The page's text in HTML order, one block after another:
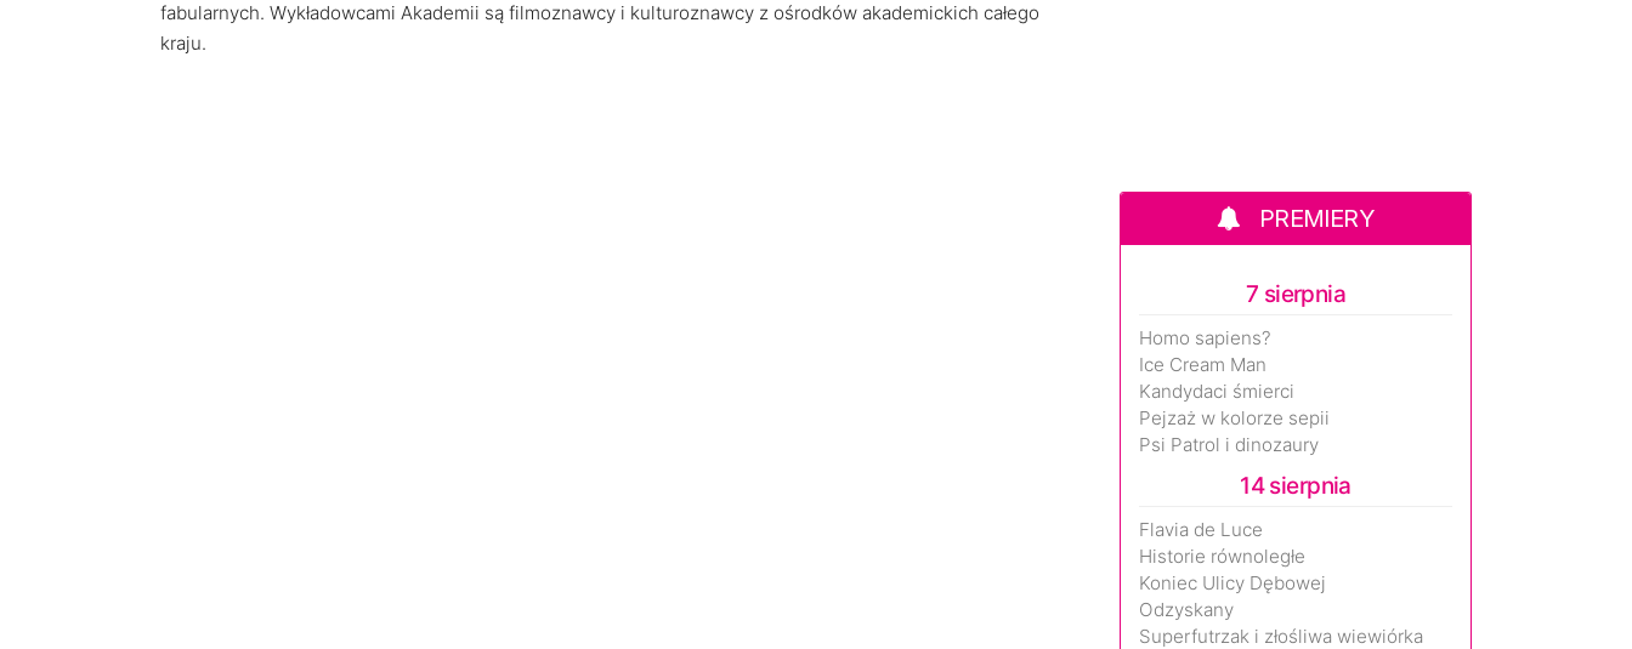
fabularnych. Wykładowcami Akademii są filmoznawcy i kulturoznawcy z ośrodków akademickich całego
kraju.
PREMIERY
7 sierpnia
Homo sapiens?
Ice Cream Man
Kandydaci śmierci
Pejzaż w kolorze sepii
Psi Patrol i dinozaury
14 sierpnia
Flavia de Luce
Historie równoległe
Koniec Ulicy Dębowej
Odzyskany
Superfutrzak i złośliwa wiewiórka